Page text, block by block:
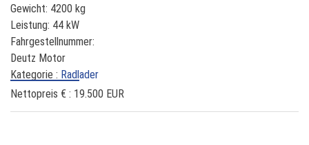
Gewicht: 4200 kg
Leistung: 44 kW
Fahrgestellnummer:
Deutz Motor
Kategorie : Radlader
Nettopreis € : 19.500 EUR